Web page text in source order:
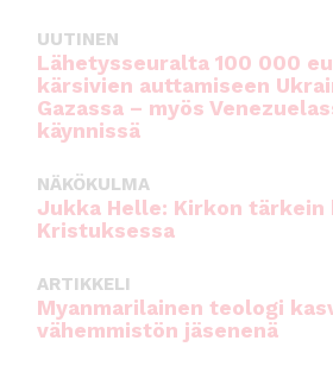
UUTINEN
Lähetysseuralta 100 000
kärsivien auttamiseen
Gazassa – myös
käynnissä
NÄKÖKULMA
Jukka Helle: Kirkon tärkein
Kristuksessa
ARTIKKELI
Myanmarilainen teologi
vähemmistön jäsenenä